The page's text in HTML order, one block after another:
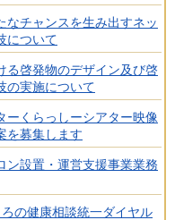
なチャンスを生み出すネッ
について
る啓発物のデザイン及び啓
の実施について
ーくらっしーシアター映像
を募集します
ン設置・運営支援事業業務
の健康相談統一ダイヤル